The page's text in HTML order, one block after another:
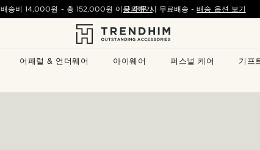
어패럴 & 언더웨어 아이웨어 퍼스널 케어 기프
배송비14,000원 - 총 152,000원 이상 주문 시 무료배송- 배송 옵션 보기
문의하기